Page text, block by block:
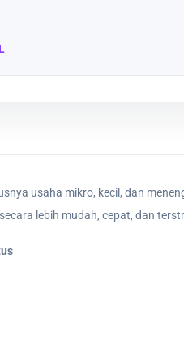
usaha mikro, kecil, dan
lebih mudah, cepat, dan